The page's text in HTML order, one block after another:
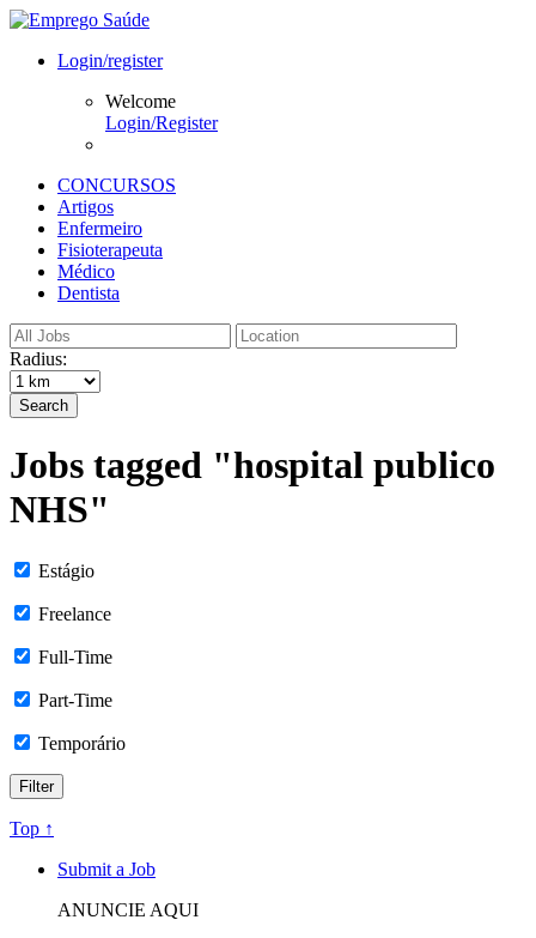
Login/register
Welcome
Login/Register
CONCURSOS
Artigos
Enfermeiro
Fisioterapeuta
Médico
Dentista
Radius:
Search
Jobs tagged "hospital publico
NHS"
Estágio
Freelance
Full-Time
Part-Time
Temporário
Top ↑
Submit a Job
ANUNCIE AQUI